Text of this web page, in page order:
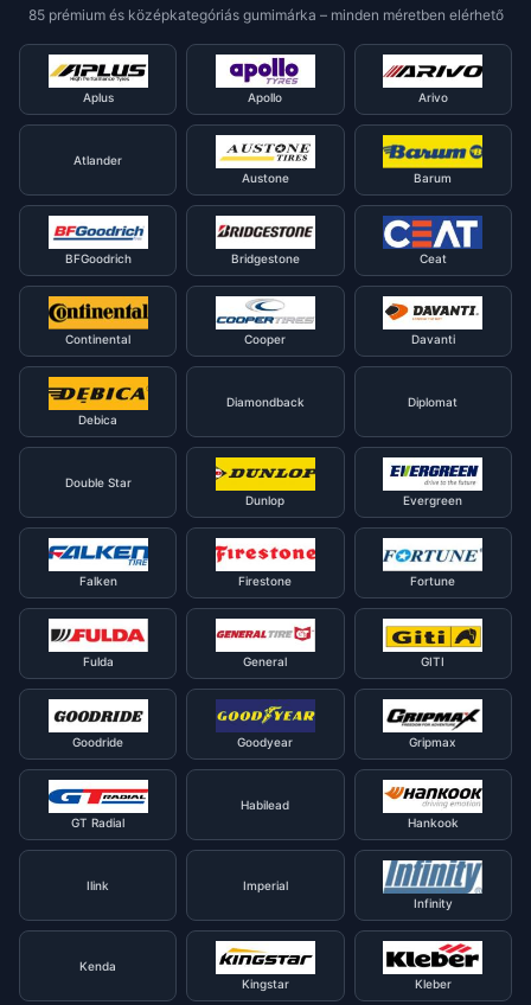
85 prémium és középkategóriás gumimárka – minden méretben elérhető
Aplus Apollo Arivo
Atlander
Austone
Barum
BFGoodrich Bridgestone Ceat
Continental Cooper Davanti
Debica
Diamondback Diplomat
Double Star
Dunlop
Evergreen
Falken Firestone Fortune
Fulda General GITI
Goodride Goodyear Gripmax
GT Radial
Habilead
Hankook
Ilink
Imperial
Infinity
Kenda
Kingstar
Kleber